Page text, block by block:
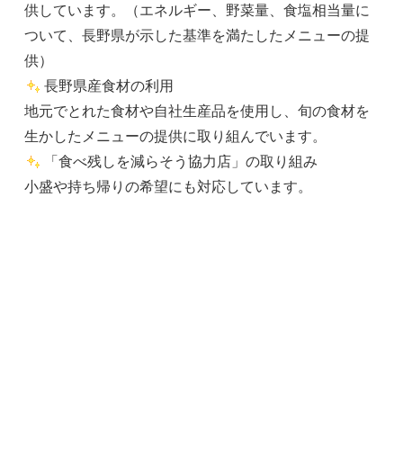
供しています。（エネルギー、野菜量、食塩相当量に
ついて、長野県が示した基準を満たしたメニューの提
供）
長野県産食材の利用
地元でとれた食材や自社生産品を使用し、旬の食材を
生かしたメニューの提供に取り組んでいます。
「食べ残しを減らそう協力店」の取り組み
小盛や持ち帰りの希望にも対応しています。